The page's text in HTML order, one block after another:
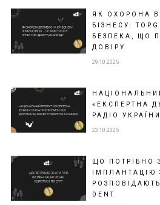
ЯК ОХОРОНА
БІЗНЕСУ:
БЕЗПЕКА, ЩО
ДОВІРУ
29.10.2025
«ЕКСПЕРТНА
РАДІО УКРАЇНИ
23.10.2025
ЩО ПОТРІБНО
ІМПЛАНТАЦІЮ
DENT